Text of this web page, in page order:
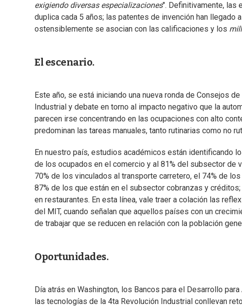
exigiendo diversas especializaciones". Definitivamente, las
duplica cada 5 años; las patentes de invención han llegado
ostensiblemente se asocian con las calificaciones y los
El escenario.
Este año, se está iniciando una nueva ronda de Consejos
Industrial y debate en torno al impacto negativo que la
parecen irse concentrando en las ocupaciones con alto
predominan las tareas manuales, tanto rutinarias como no
En nuestro país, estudios académicos están identificando
de los ocupados en el comercio y al 81% del subsector de
70% de los vinculados al transporte carretero, el 74% de
87% de los que están en el subsector cobranzas y
en restaurantes. En esta línea, vale traer a colación las
del MIT, cuando señalan que aquellos países con un
de trabajar que se reducen en relación con la población
Oportunidades.
Día atrás en Washington, los Bancos para el Desarrollo
las tecnologías de la 4ta Revolución Industrial conllevan